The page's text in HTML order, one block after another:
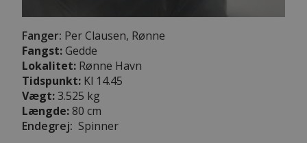
Fanger: Per Clausen, Rønne
Fangst:Gedde
Lokalitet: Rønne Havn
Tidspunkt: Kl 14.45
Vægt:3.525 kg
Længde:80 cm
Endegrej: Spinner